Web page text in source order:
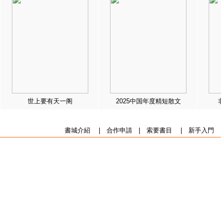
世上要有天一阁 2025中国年度精短散文
書城介紹 合作申請| 索要書目 新手入門